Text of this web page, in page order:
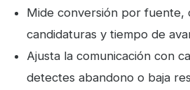
Mide conversión por fuente,
candidaturas y tiempo de
Ajusta la comunicación con
detectes abandono o baja